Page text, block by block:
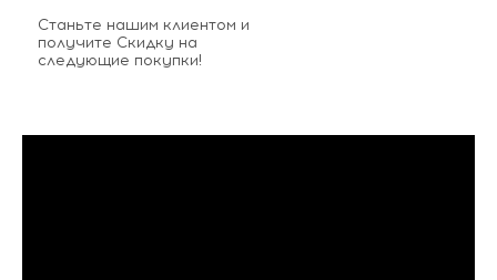
Станьте нашим клиентом и
получите Скидку на
следующие покупки!